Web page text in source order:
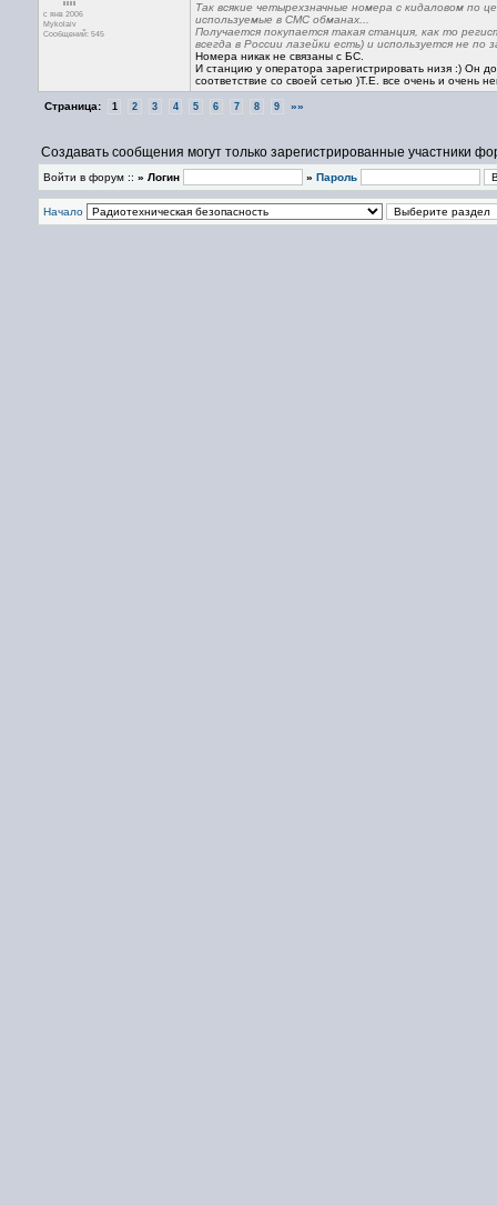
с янв 2006
Mykolaiv
Сообщений: 545
Так всякие четырехзначные номера с кидаловом
используемые в СМС обманах...
Получается покупается такая станция, как то
всегда в России лазейки есть) и используется не
Номера никак не связаны с БС.
И станцию у оператора зарегистрировать низя :) Он
соответствие со своей сетью )Т.Е. все очень и очень
Страница: 1 2 3 4 5 6 7 8 9 »»
Создавать сообщения могут только зарегистрированные участники
Войти в форум :: » Логин » Пароль
Начало